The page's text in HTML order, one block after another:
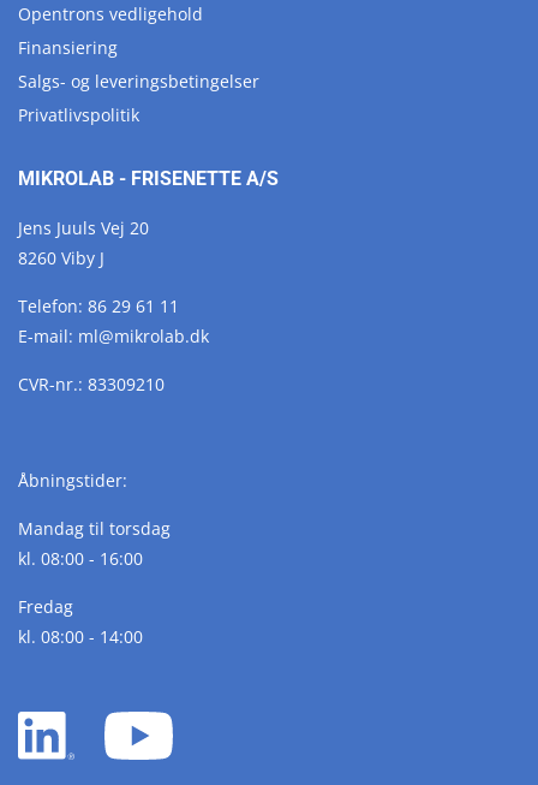
Opentrons vedligehold
Finansiering
Salgs- og leveringsbetingelser
Privatlivspolitik
MIKROLAB - FRISENETTE A/S
Jens Juuls Vej 20
8260 Viby J
Telefon: 86 29 61 11
E-mail: ml@mikrolab.dk
CVR-nr.: 83309210
Åbningstider:
Mandag til torsdag
kl. 08:00 - 16:00
Fredag
kl. 08:00 - 14:00
LinkedIn
white
YouTube
white